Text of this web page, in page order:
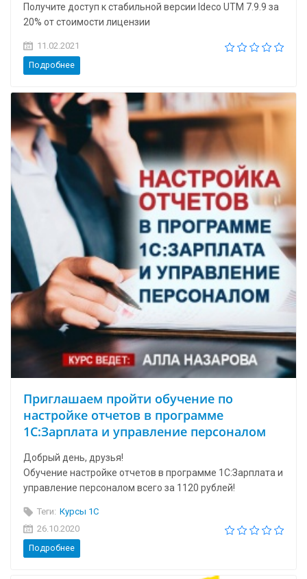
Получите доступ к стабильной версии Ideco UTM 7.9.9 за
20% от стоимости лицензии
11.02.2021
Подробнее
Приглашаем пройти обучение по
настройке отчетов в программе
1С:Зарплата и управление персоналом
Добрый день, друзья!
Обучение настройке отчетов в программе 1С:Зарплата и
управление персоналом всего за 1120 рублей!
Теги: Курсы 1С
26.10.2020
Подробнее